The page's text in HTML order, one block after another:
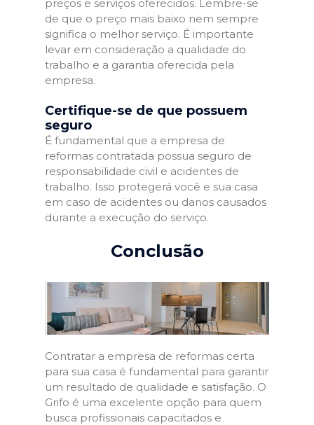
preços e serviços oferecidos. Lembre-se
de que o preço mais baixo nem sempre
significa o melhor serviço. É importante
levar em consideração a qualidade do
trabalho e a garantia oferecida pela
empresa.
Certifique-se de que possuem
seguro
É fundamental que a empresa de
reformas contratada possua seguro de
responsabilidade civil e acidentes de
trabalho. Isso protegerá você e sua casa
em caso de acidentes ou danos causados
durante a execução do serviço.
Conclusão
Contratar a empresa de reformas certa
para sua casa é fundamental para garantir
um resultado de qualidade e satisfação. O
Grifo é uma excelente opção para quem
busca profissionais capacitados e